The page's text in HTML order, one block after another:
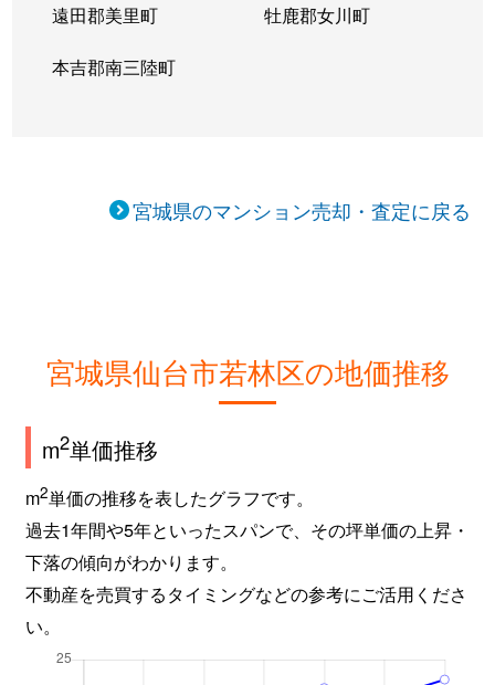
遠田郡美里町 牡鹿郡女川町
本吉郡南三陸町
宮城県のマンション売却・査定に戻る
宮城県仙台市若林区の地価推移
m2単価推移
m2単価の推移を表したグラフです。
過去1年間や5年といったスパンで、その坪単価の上昇・
下落の傾向がわかります。
不動産を売買するタイミングなどの参考にご活用くださ
い。